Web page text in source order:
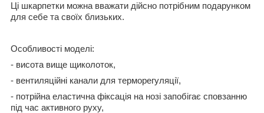
Ці шкарпетки можна вважати дійсно потрібним подарунком
для себе та своїх близьких.
Особливості моделі:
- висота вище щиколоток,
- вентиляційні канали для терморегуляції,
- потрійна еластична фіксація на нозі запобігає сповзанню
під час активного руху,